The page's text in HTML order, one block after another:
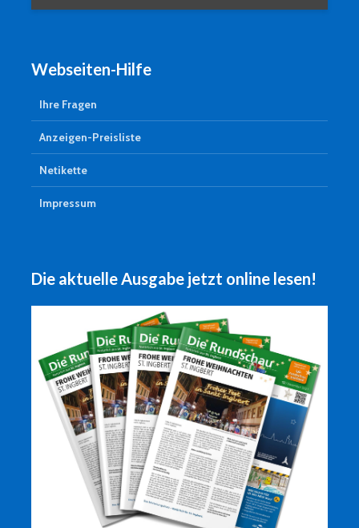
Webseiten-Hilfe
Ihre Fragen
Anzeigen-Preisliste
Netikette
Impressum
Die aktuelle Ausgabe jetzt online lesen!